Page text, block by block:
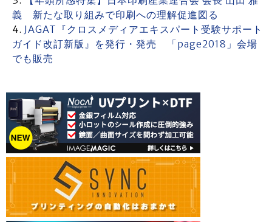
義 新たな取り組みで印刷への理解促進図る
JAGAT『クロスメディアエキスパート受験サポート
ガイド改訂新版』を発行・発売 「page2018」会場
でも販売